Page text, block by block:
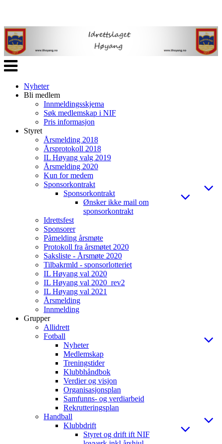
Veksle
navigasjon
Nyheter
Bli medlem
Innmeldingsskjema
Søk medlemskap i NIF
Pris informasjon
Styret
Årsmelding 2018
Årsprotokoll 2018
IL Høyang valg 2019
Årsmelding 2020
Kun for medem
Sponsorkontrakt
Sponsorkontrakt
Ønsker ikke mail om
sponsorkontrakt
Idrettsfest
Sponsorer
Påmelding årsmøte
Protokoll fra årsmøtet 2020
Saksliste - Årsmøte 2020
Tilbakrmld - sponsorlotteriet
IL Høyang val 2020
IL Høyang val 2020_rev2
IL Høyang val 2021
Årsmelding
Innmelding
Grupper
Allidrett
Fotball
Nyheter
Medlemskap
Treningstider
Klubbhåndbok
Verdier og visjon
Organisasjonsplan
Samfunns- og verdiarbeid
Rekrutteringsplan
Handball
Klubbdrift
Styret og drift ift NIF